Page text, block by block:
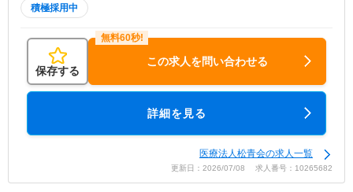
積極採用中
保存する
この求人を問い合わせる
詳細を見る
医療法人松青会の求人一覧
更新日：2026/07/08 求人番号：10265682